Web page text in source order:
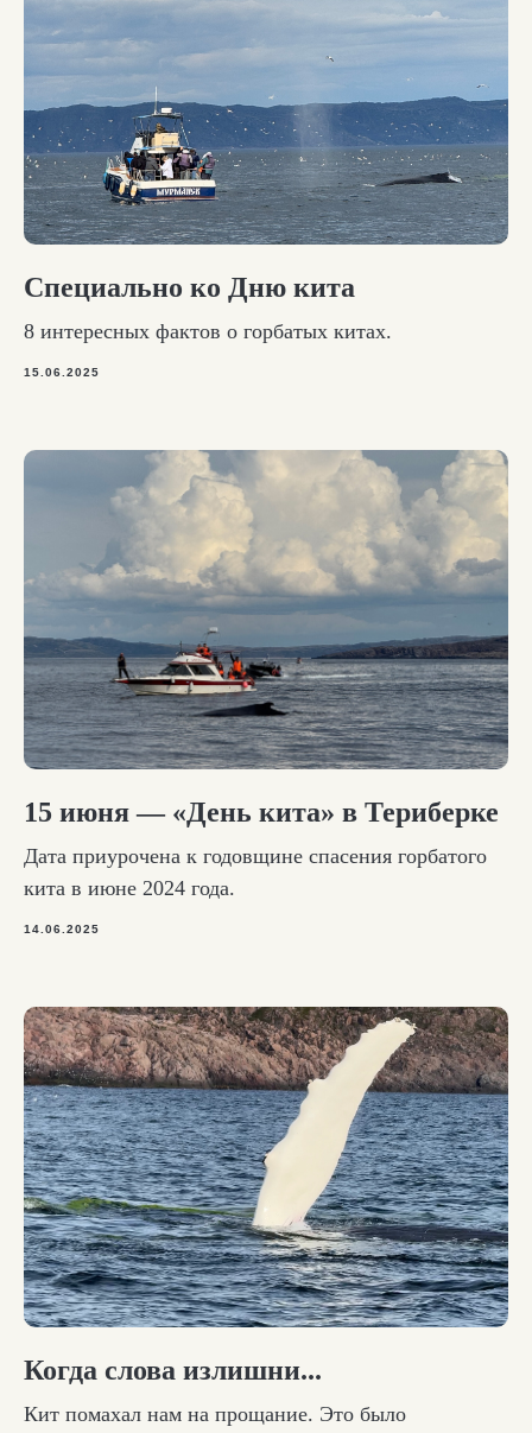
Специально ко Дню кита
8 интересных фактов о горбатых китах.
15.06.2025
15 июня — «День кита» в Териберке
Дата приурочена к годовщине спасения горбатого
кита в июне 2024 года.
14.06.2025
Когда слова излишни...
Кит помахал нам на прощание. Это было
На севере —
отдыхать!
Мы от вас на расстоянии
одного клика. Север
близко!